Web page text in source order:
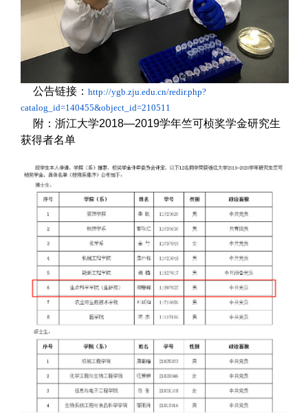
公告链接： http://ygb.zju.edu.cn/redir.php?
catalog_id=140455&object_id=210511
附：浙江大学2018―2019学年竺可桢奖学金研究生
获得者名单